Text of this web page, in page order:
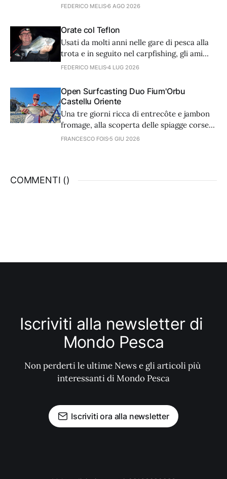
golosi e avventati, sembra siano diventati
dobbiamo adattare tecnica e
attrezzatura. Partiamo dagli ami.
FEDERICO MELIS6 AGO 2026
Orate col Teflon
Usati da molti anni nelle gare di pesca alla
trota e in seguito nel carpfishing, gli ami
con rivestimento in teflon trovano
nella caccia delle orate, grazie ad alcune
caratteristiche che li rendono micidiali.
FEDERICO MELIS4 LUG 2026
Open Surfcasting Duo Fium'Orbu
Castellu Oriente
Una tre giorni ricca di entrecôte e jambon
fromage, alla scoperta delle spiagge corse
di Ghisonaccia, dove si è svolta una
FRANCESCO FOIS 5 GIU 2026
COMMENTI ()
Iscriviti alla newsletter di
Mondo Pesca
Non perderti le ultime News e gli articoli più
interessanti di Mondo Pesca
Iscriviti ora alla newsletter